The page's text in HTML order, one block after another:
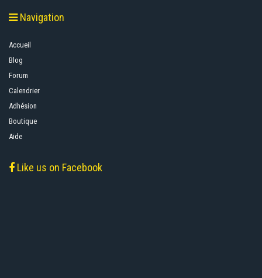
Navigation
Accueil
Blog
Forum
Calendrier
Adhésion
Boutique
Aide
Like us on Facebook